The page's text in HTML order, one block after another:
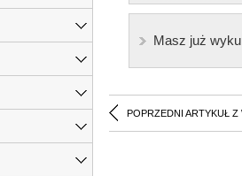
Masz już
POPRZEDNI ARTYKUŁ Z